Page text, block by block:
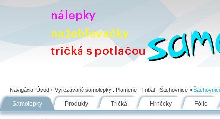
Navigácia: Úvod » Vyrezávané samolepky:: Plamene - Tribal - Šachovnice »
Samolepky Produkty Tričká Hrnčeky Fólie